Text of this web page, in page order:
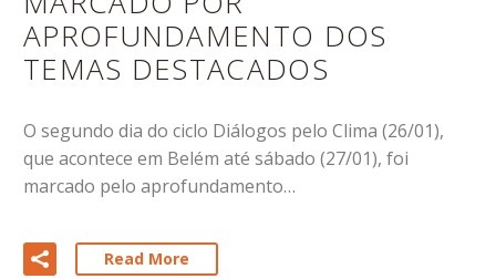
APROFUNDAMENTO DOS
TEMAS DESTACADOS
O segundo dia do ciclo Diálogos pelo Clima (26/01),
que acontece em Belém até sábado (27/01), foi
marcado pelo aprofundamento…
Read More